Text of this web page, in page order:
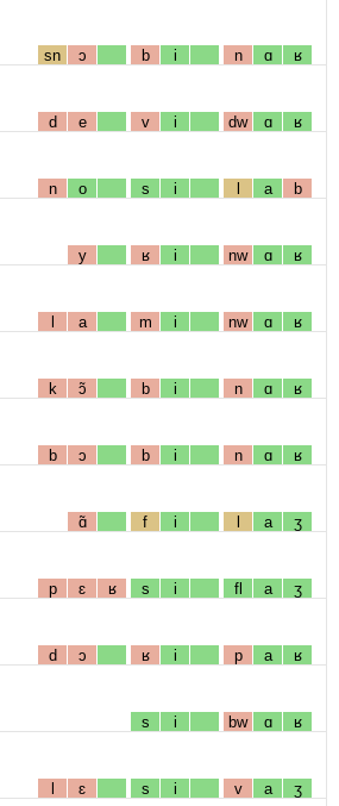
sn ɔ b i n ɑ ʁ
d e v i dw ɑ ʁ
n o s i l a b
y ʁ i nw ɑ ʁ
l a m i nw ɑ ʁ
k ɔ̃ b i n ɑ ʁ
b ɔ b i n ɑ ʁ
ɑ̃ f i l a ʒ
p ɛ ʁ s i fl a ʒ
d ɔ ʁ i p a ʁ
s i bw ɑ ʁ
l ɛ s i v a ʒ